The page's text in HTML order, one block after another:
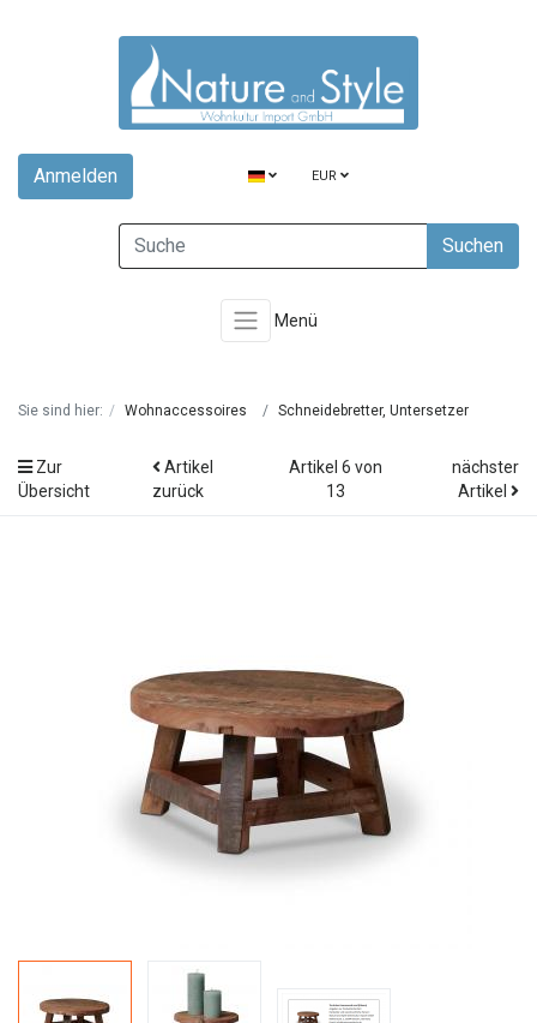
Anmelden EUR
Suchen
Menü
Sie sind hier: Wohnaccessoires Schneidebretter, Untersetzer
Zur
Übersicht
Artikel
zurück
Artikel 6 von
13
nächster
Artikel